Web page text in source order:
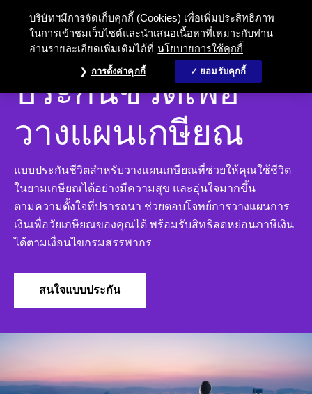
ประกันชีวิตเพื่อวางแผนเกษียณ แ
ประกันชีวิตเพื่อ
วางแผนเกษียณ
แบบประกันชีวิตสำหรับวางแผนเกษียณที่ช่วยให้คุณใช้ชีวิต
ในยามเกษียณได้อย่างมีความสุข และอุ่นใจมากขึ้น
ตามความตั้งใจที่ปรารถนา ช่วยตอบโจทย์การวางแผนการ
เงินเพื่อวัยเกษียณของคุณได้ พร้อมรับสิทธิลดหย่อนภาษีเงิน
ได้ตามเงื่อนไขกรมสรรพากร
สนใจแบบประกัน
บริษัทฯมีการจัดเก็บคุกกี้ (Cookies) เพื่อเพิ่มประสิทธิภาพ
ในการเข้าชมเว็บไซต์และนำเสนอเนื้อหาที่เหมาะกับท่าน
อ่านรายละเอียดเพิ่มเติมได้ที่ นโยบายการใช้คุกกี้
การตั้งค่าคุกกี้ ยอมรับคุกกี้